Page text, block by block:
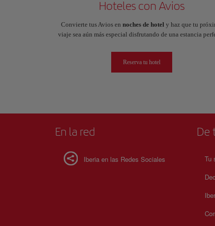
Hoteles con Avios
Convierte tus Avios en noches de hotel y haz que tu
viaje sea aún más especial disfrutando de una estancia
Reserva tu hotel
En la red
Iberia en las Redes Sociales
De
Tu